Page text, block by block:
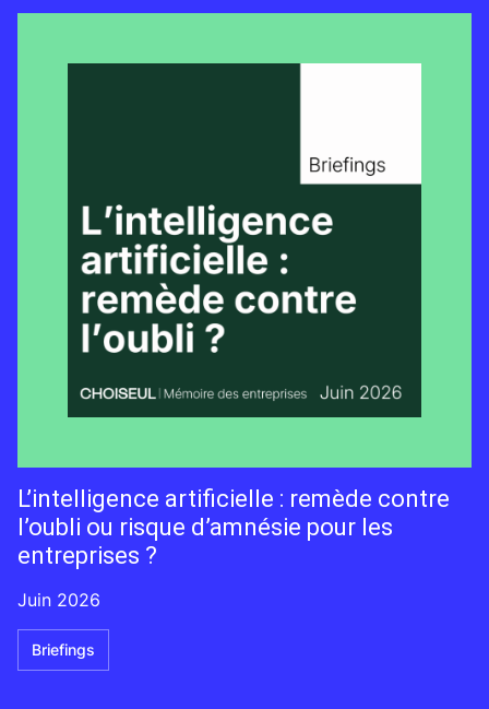
L’intelligence artificielle : remède contre
l’oubli ou risque d’amnésie pour les
entreprises ?
Juin 2026
Briefings